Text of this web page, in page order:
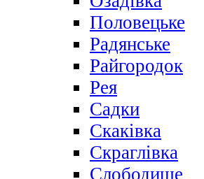
Половецьке
Радянське
Райгородок
Рея
Садки
Скаківка
Скраглівка
Слободище